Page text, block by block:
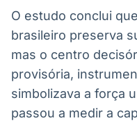
O estudo conclui
brasileiro preserva
mas o centro
provisória,
simbolizava a força
passou a medir a